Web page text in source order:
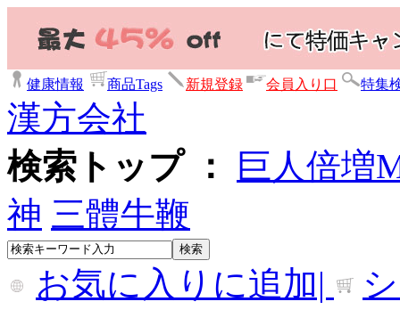
健康情報 商品Tags 新規登録 会員入り口 特集
漢方会社
検索トップ ：
巨人倍増
神 三體牛鞭
お気に入りに追加|